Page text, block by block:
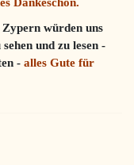
würden uns
und zu lesen -
- alles Gute für